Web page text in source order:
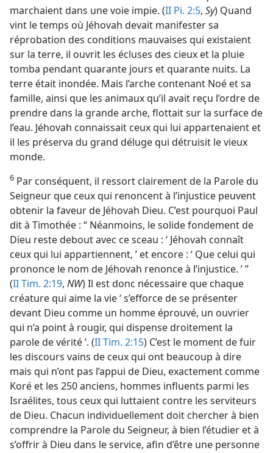
marchaient dans une voie impie. (II Pi. 2:5, Sy) Quand
vint le temps où Jéhovah devait manifester sa
réprobation des conditions mauvaises qui existaient
sur la terre, il ouvrit les écluses des cieux et la pluie
tomba pendant quarante jours et quarante nuits. La
terre était inondée. Mais l’arche contenant Noé et sa
famille, ainsi que les animaux qu’il avait reçu l’ordre de
prendre dans la grande arche, flottait sur la surface de
l’eau. Jéhovah connaissait ceux qui lui appartenaient et
il les préserva du grand déluge qui détruisit le vieux
monde.
6 Par conséquent, il ressort clairement de la Parole du
Seigneur que ceux qui renoncent à l’injustice peuvent
obtenir la faveur de Jéhovah Dieu. C’est pourquoi Paul
dit à Timothée : “ Néanmoins, le solide fondement de
Dieu reste debout avec ce sceau : ‘ Jéhovah connaît
ceux qui lui appartiennent, ’ et encore : ‘ Que celui qui
prononce le nom de Jéhovah renonce à l’injustice. ’ ”
(II Tim. 2:19, NW) Il est donc nécessaire que chaque
créature qui aime la vie ‘ s’efforce de se présenter
devant Dieu comme un homme éprouvé, un ouvrier
qui n’a point à rougir, qui dispense droitement la
parole de vérité ’. (II Tim. 2:15) C’est le moment de fuir
les discours vains de ceux qui ont beaucoup à dire
mais qui n’ont pas l’appui de Dieu, exactement comme
Koré et les 250 anciens, hommes influents parmi les
Israélites, tous ceux qui luttaient contre les serviteurs
de Dieu. Chacun individuellement doit chercher à bien
comprendre la Parole du Seigneur, à bien l’étudier et à
s’offrir à Dieu dans le service, afin d’être une personne